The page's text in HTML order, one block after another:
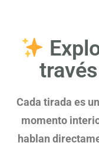
Cada tirada es
momento
hablan